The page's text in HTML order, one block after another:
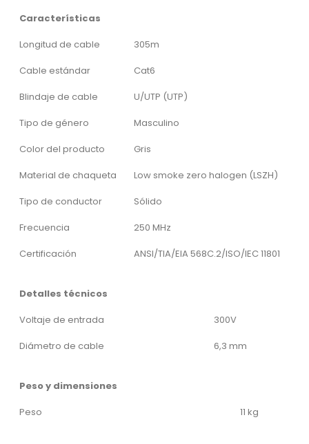
Características
Longitud de cable
305m
Cable estándar
Cat6
Blindaje de cable
U/UTP (UTP)
Tipo de género
Masculino
Color del producto
Gris
Material de chaqueta
Low smoke zero halogen (LSZH)
Tipo de conductor
Sólido
Frecuencia
250 MHz
Certificación
ANSI/TIA/EIA 568C.2/ISO/IEC 11801
Detalles técnicos
Voltaje de entrada
300V
Diámetro de cable
6,3 mm
Peso y dimensiones
Peso
11 kg